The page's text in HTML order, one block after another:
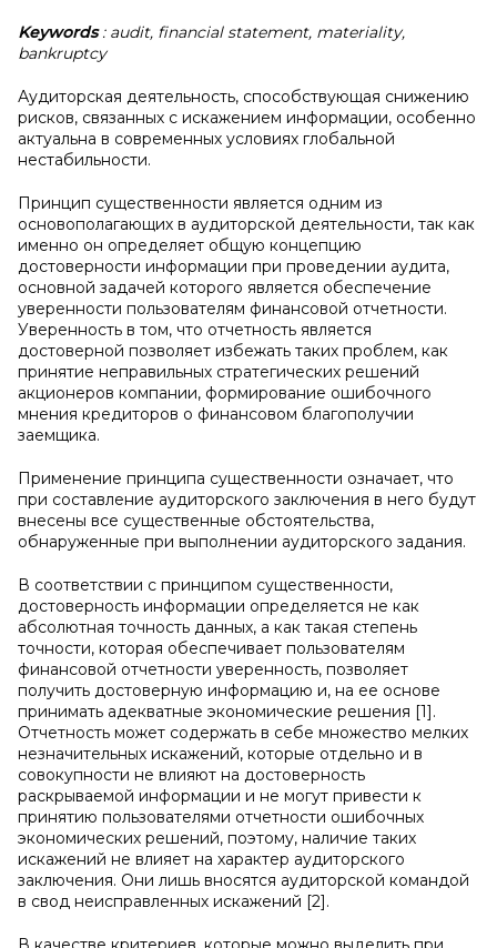
Keywords: audit, financial statement, materiality,
bankruptcy
Аудиторская деятельность, способствующая снижению
рисков, связанных с искажением информации, особенно
актуальна в современных условиях глобальной
нестабильности.
Принцип существенности является одним из
основополагающих в аудиторской деятельности, так как
именно он определяет общую концепцию
достоверности информации при проведении аудита,
основной задачей которого является обеспечение
уверенности пользователям финансовой отчетности.
Уверенность в том, что отчетность является
достоверной позволяет избежать таких проблем, как
принятие неправильных стратегических решений
акционеров компании, формирование ошибочного
мнения кредиторов о финансовом благополучии
заемщика.
Применение принципа существенности означает, что
при составление аудиторского заключения в него будут
внесены все существенные обстоятельства,
обнаруженные при выполнении аудиторского задания.
В соответствии с принципом существенности,
достоверность информации определяется не как
абсолютная точность данных, а как такая степень
точности, которая обеспечивает пользователям
финансовой отчетности уверенность, позволяет
получить достоверную информацию и, на ее основе
принимать адекватные экономические решения [1].
Отчетность может содержать в себе множество мелких
незначительных искажений, которые отдельно и в
совокупности не влияют на достоверность
раскрываемой информации и не могут привести к
принятию пользователями отчетности ошибочных
экономических решений, поэтому, наличие таких
искажений не влияет на характер аудиторского
заключения. Они лишь вносятся аудиторской командой
в свод неисправленных искажений [2].